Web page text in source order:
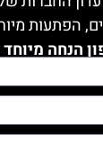
הפתעות
הנחה